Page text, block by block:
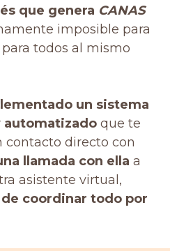
que genera CANAS
imposible para
todos al mismo
un sistema
automatizado que te
directo con
llamada con ella a
asistente virtual,
coordinar todo por